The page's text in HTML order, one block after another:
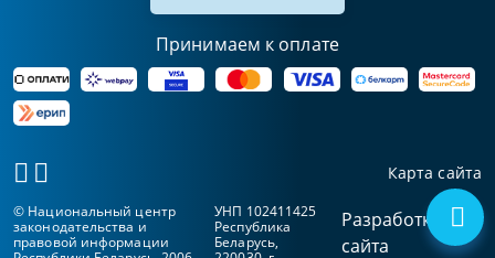
Принимаем к оплате
Карта сайта
© Национальный центр
законодательства и
правовой информации
УНП 102411425
Республика
Беларусь,
Разработка
сайта